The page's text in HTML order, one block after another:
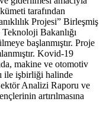
tarafından
Projesi” Birleşmiş
Bakanlığı
başlanmıştır. Proje
Kovid-19
makine ve otomotiv
ile işbirliği halinde
Analizi Raporu ve
artırılmasına